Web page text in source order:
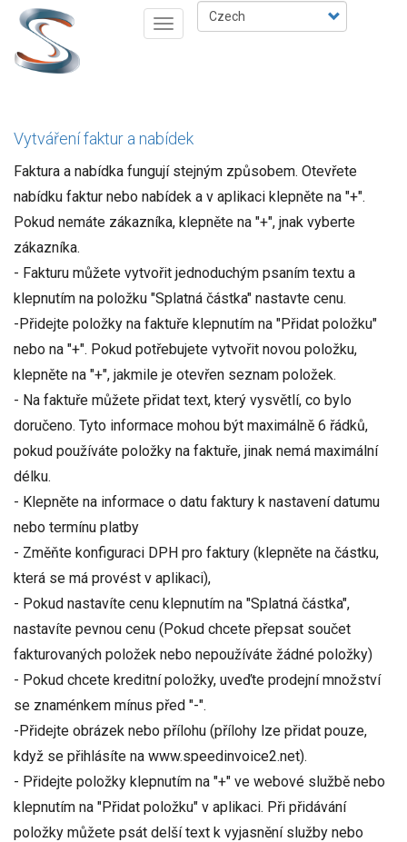
Přejít
hlavnímu
obsahu
Select
your
Toggle
Vytváření faktur a nabídek
Faktura a nabídka fungují stejným způsobem. Otevřete
nabídku faktur nebo nabídek a v aplikaci klepněte na "+".
Pokud nemáte zákazníka, klepněte na "+", jnak vyberte
zákazníka.
- Fakturu můžete vytvořit jednoduchým psaním textu a
klepnutím na položku "Splatná částka" nastavte cenu.
-Přidejte položky na faktuře klepnutím na "Přidat položku"
nebo na "+". Pokud potřebujete vytvořit novou položku,
klepněte na "+", jakmile je otevřen seznam položek.
- Na faktuře můžete přidat text, který vysvětlí, co bylo
doručeno. Tyto informace mohou být maximálně 6 řádků,
pokud používáte položky na faktuře, jinak nemá maximální
délku.
- Klepněte na informace o datu faktury k nastavení datumu
nebo termínu platby
- Změňte konfiguraci DPH pro faktury (klepněte na částku,
která se má provést v aplikaci),
- Pokud nastavíte cenu klepnutím na "Splatná částka",
nastavíte pevnou cenu (Pokud chcete přepsat součet
fakturovaných položek nebo nepoužíváte žádné položky)
- Pokud chcete kreditní položky, uveďte prodejní množství
se znaménkem mínus před "-".
-Přidejte obrázek nebo přílohu (přílohy lze přidat pouze,
když se přihlásíte na www.speedinvoice2.net).
- Přidejte položky klepnutím na "+" ve webové službě nebo
klepnutím na "Přidat položku" v aplikaci. Při přidávání
položky můžete psát delší text k vyjasnění služby nebo